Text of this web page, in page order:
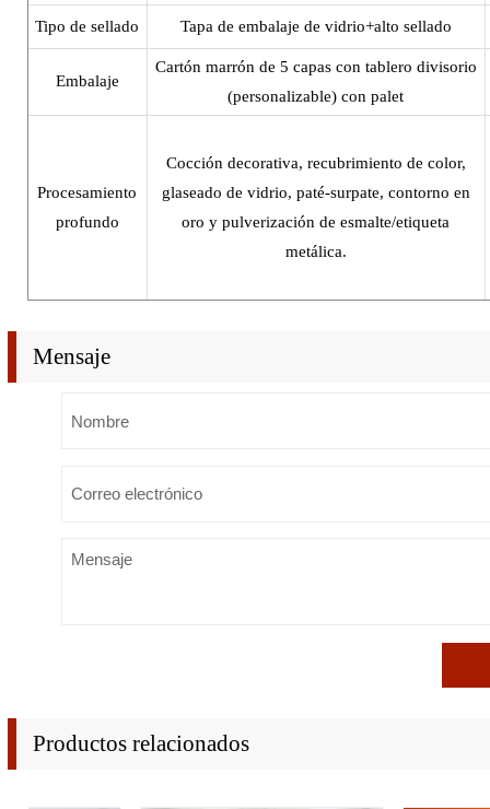
Tipo de sellado Tapa de embalaje de vidrio+alto sellado
Embalaje
Cartón marrón de 5 capas con tablero divisorio
(personalizable) con palet
Procesamiento
profundo
Cocción decorativa, recubrimiento de color,
glaseado de vidrio, paté-surpate, contorno en
oro y pulverización de esmalte/etiqueta
metálica.
Mensaje
Productos relacionados